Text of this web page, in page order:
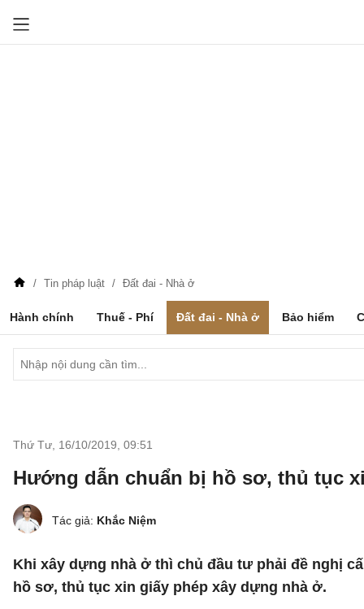
Tin pháp luật Đất đai - Nhà ở
Hành chính Thuế - Phí Đất đai - Nhà ở Bảo hiểm
Thứ Tư, 16/10/2019 09:51
Hướng dẫn chuẩn bị hồ sơ, thủ tục
Tác giả: Khắc Niệm
Khi xây dựng nhà ở thì chủ đầu tư phải đề nghị
hồ sơ, thủ tục xin giấy phép xây dựng nhà ở.